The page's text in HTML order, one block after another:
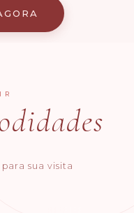
sua visita